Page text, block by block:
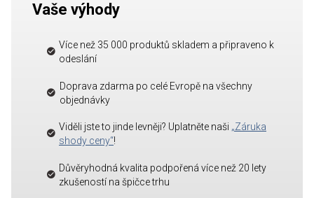
Vaše výhody
Více než 35 000 produktů skladem a připraveno k
odeslání
Doprava zdarma po celé Evropě na všechny
objednávky
Viděli jste to jinde levněji? Uplatněte naši „Záruka
shody ceny“!
Důvěryhodná kvalita podpořená více než 20 lety
zkušeností na špičce trhu